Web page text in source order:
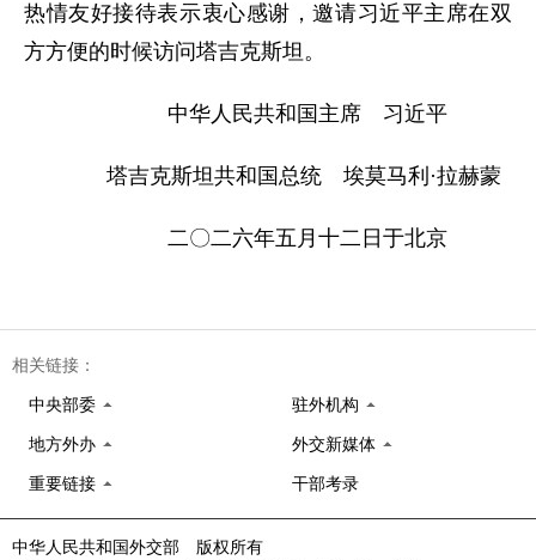
热情友好接待表示衷心感谢，邀请习近平主席在双
方方便的时候访问塔吉克斯坦。
中华人民共和国主席 习近平
塔吉克斯坦共和国总统 埃莫马利·拉赫蒙
二〇二六年五月十二日于北京
相关链接：
中央部委 驻外机构
地方外办 外交新媒体
重要链接 干部考录
中华人民共和国外交部 版权所有